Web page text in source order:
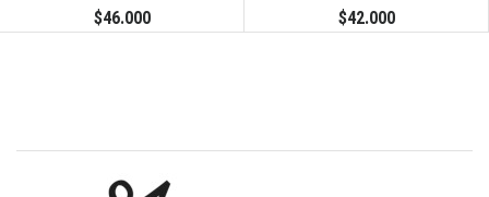
$46.000 $42.000